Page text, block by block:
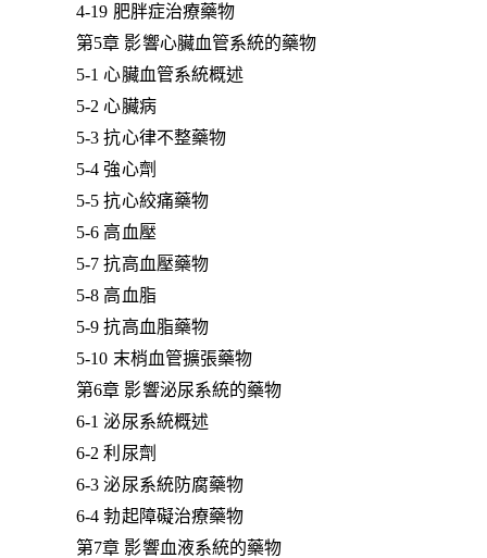
4-19 肥胖症治療藥物
第5章 影響心臟血管系統的藥物
5-1 心臟血管系統概述
5-2 心臟病
5-3 抗心律不整藥物
5-4 強心劑
5-5 抗心絞痛藥物
5-6 高血壓
5-7 抗高血壓藥物
5-8 高血脂
5-9 抗高血脂藥物
5-10 末梢血管擴張藥物
第6章 影響泌尿系統的藥物
6-1 泌尿系統概述
6-2 利尿劑
6-3 泌尿系統防腐藥物
6-4 勃起障礙治療藥物
第7章 影響血液系統的藥物